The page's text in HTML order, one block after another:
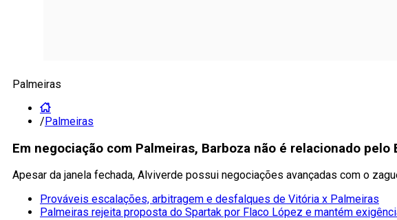
Palmeiras
/Palmeiras
Em negociação com Palmeiras, Barboza não é relacionado
Apesar da janela fechada, Alviverde possui negociações avançadas com o
Prováveis escalações, arbitragem e desfalques de Vitória x Palmeiras
Palmeiras rejeita proposta do Spartak por Flaco López e mantém